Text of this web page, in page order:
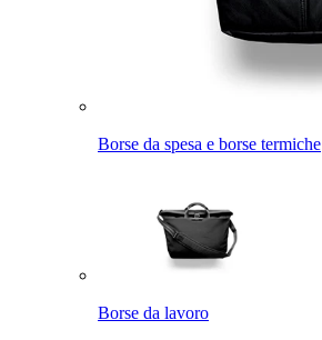
Borse da spesa e borse termiche
Borse da lavoro